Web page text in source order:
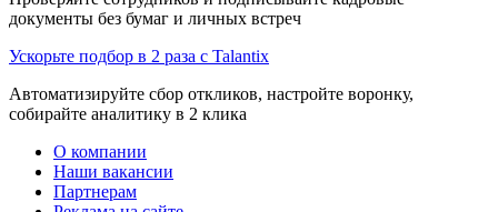
документы без бумаг и личных встреч
Ускорьте подбор в 2 раза с Talantix
Автоматизируйте сбор откликов, настройте воронку,
собирайте аналитику в 2 клика
О компании
Наши вакансии
Партнерам